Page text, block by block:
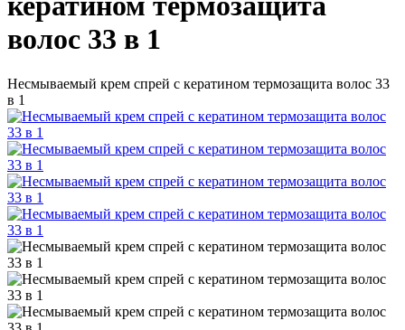
волос 33 в 1
Несмываемый крем спрей с кератином термозащита волос 33
в 1